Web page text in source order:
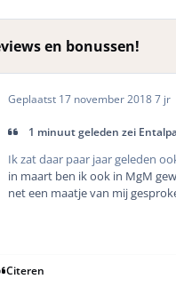
en bonussen!
Geplaatst 17 november 20187 jr
1 minuut geleden zei
Ik zat daar paar jaar geleden
in maart ben ik ook in MgM
net een maatje van mij
Citeren